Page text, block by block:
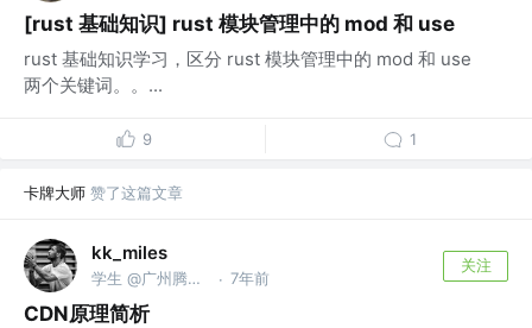
[rust 基础知识] rust 模块管理中的 mod 和 use
rust 基础知识学习，区分 rust 模块管理中的 mod 和 use
两个关键词。。...
9 1
卡牌大师 赞了这篇文章
kk_miles
学生 @广州腾讯科技有限公司 · 7年前
关注
CDN原理简析